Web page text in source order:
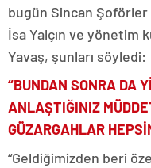
bugün Sincan Şoförler
İsa Yalçın ve yönetim
Yavaş, şunları söyledi:
“BUNDAN SONRA DA
ANLAŞTIĞINIZ
GÜZARGAHLAR
“Geldiğimizden beri